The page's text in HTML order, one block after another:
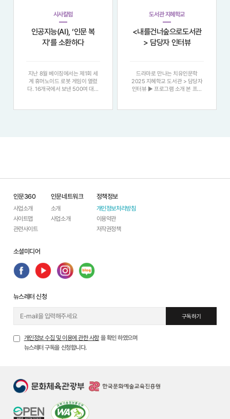
시사칼럼
인공지능(AI), ‘인문 복
지’를 소환하다
지난 8월 베이징에서는 제1회 세
계 휴머노이드 로봇 게임이 열렸
다. 16개국에서 보낸 500여 대의
현 단계 휴머노이드의 발전을 과시
도서관 지혜학교
<내를건너숲으로도서관
> 담당자 인터뷰
드라마로 만나는 치유인문학
2025 지혜학교 도서관 > 담당자
인터뷰 ▶ 프로그램 소개 본 프로
대중성과 친근감이 넘치는 ‘ 드라
인문360
사업소개
사이트맵
관련사이트
인문네트워크
소개
사업소개
정책정보
개인정보처리방침
이용약관
저작권정책
소셜미디어
뉴스레터 신청
구독하기
개인정보 수집 및 이용에 관한 사항 을 확인 하였으며
뉴스레터 구독을 신청합니다.